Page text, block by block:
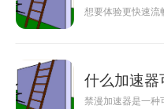
想要体验更快速流
什么加速器
禁漫加速器是一种